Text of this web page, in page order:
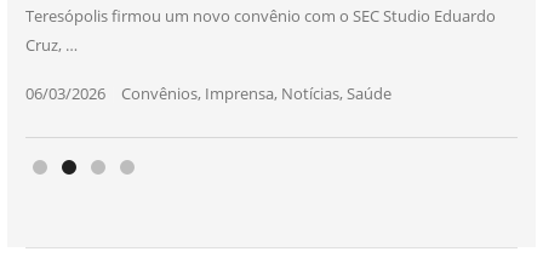
Teresópolis firmou um novo convênio com o SEC Studio Eduardo
Cruz, …
06/03/2026| Convênios, Imprensa, Notícias,Saúde
25/11/2025| Convênios, Imprensa, Notícias,Saúde